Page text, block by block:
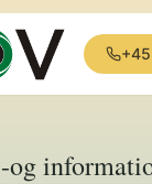
og